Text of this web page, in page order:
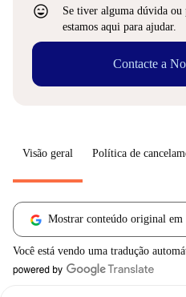
sentiment_very_satisfied
Se tiver alguma dúvida ou
estamos aqui para ajudar.
Contacte a
Visão geral Política de
Mostrar conteúdo original em
Você está vendo uma tradução